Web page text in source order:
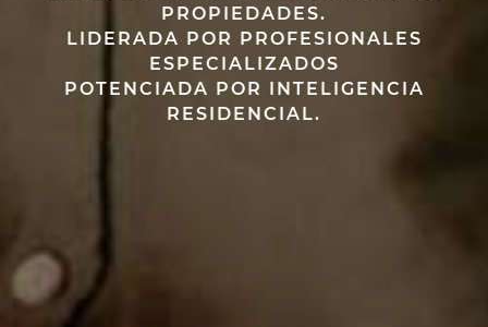
PROPIEDADES.
LIDERADA POR PROFESIONALES
ESPECIALIZADOS
POTENCIADA POR INTELIGENCIA
RESIDENCIAL.